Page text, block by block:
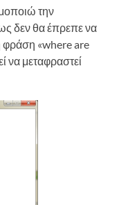
την
δεν θα έπρεπε να
φράση «where are
να μεταφραστεί